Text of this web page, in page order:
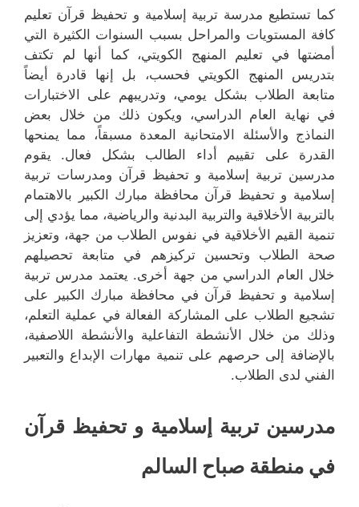
كما تستطيع مدرسة تربية إسلامية و تحفيظ قرآن تعليم
كافة المستويات والمراحل بسبب السنوات الكثيرة التي
أمضتها في تعليم المنهج الكويتي، كما أنها لم تكتف
بتدريس المنهج الكويتي فحسب، بل إنها قادرة أيضاً
متابعة الطلاب بشكل يومي، وتدريبهم على الاختبارات
في نهاية العام الدراسي، ويكون ذلك من خلال بعض
النماذج والأسئلة الامتحانية المعدة مسبقاً، مما يمنحها
القدرة على تقييم أداء الطالب بشكل فعال. يقوم
مدرسين تربية إسلامية و تحفيظ قرآن ومدرسات تربية
إسلامية و تحفيظ قرآن محافظة مبارك الكبير بالاهتمام
بالتربية الأخلاقية والتربية البدنية والرياضية، مما يؤدي إلى
تنمية القيم الأخلاقية في نفوس الطلاب من جهة، وتعزيز
صحة الطلاب وتحسين تركيزهم في متابعة تحصيلهم
خلال العام الدراسي من جهة أخرى. يعتمد مدرس تربية
إسلامية و تحفيظ قرآن في محافظة مبارك الكبير على
تشجيع الطلاب على المشاركة الفعالة في عملية التعلم،
وذلك من خلال الأنشطة التفاعلية والأنشطة اللاصفية،
بالإضافة إلى حرصهم على تنمية مهارات الإبداع والتعبير
الفني لدى الطلاب.
مدرسين تربية إسلامية و تحفيظ قرآن
في منطقة صباح السالم